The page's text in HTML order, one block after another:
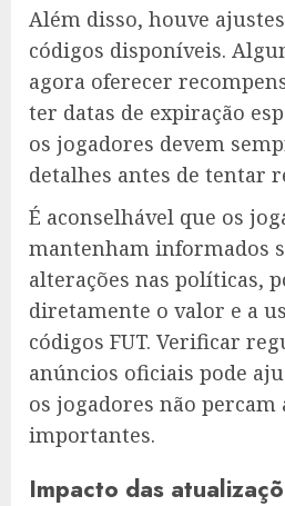
Além disso, houve
códigos disponíveis.
agora oferecer
ter datas de expiração
os jogadores devem
detalhes antes de tentar
É aconselhável que os
mantenham informados
alterações nas políticas,
diretamente o valor e a
códigos FUT. Verificar
anúncios oficiais pode
os jogadores não percam
importantes.
Impacto das